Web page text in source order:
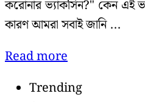
করোনার ভ্যাকসিন?" কেন এই
কারণ আমরা সবাই জানি ...
Read moreDetails
Trending